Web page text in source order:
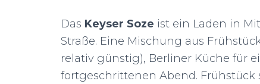
Das Keyser Soze ist ein Laden in
Straße. Eine Mischung aus
relativ günstig), Berliner Küche für
fortgeschrittenen Abend. Frühstück